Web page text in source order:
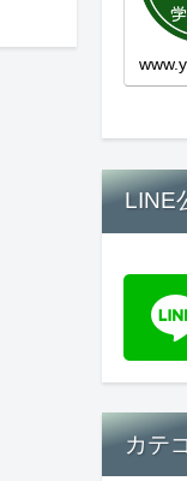
LINE
カテ